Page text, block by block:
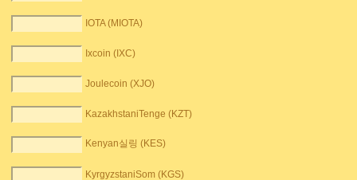
IOTA (MIOTA)
Ixcoin (IXC)
Joulecoin (XJO)
KazakhstaniTenge (KZT)
Kenyan실링 (KES)
KyrgyzstaniSom (KGS)